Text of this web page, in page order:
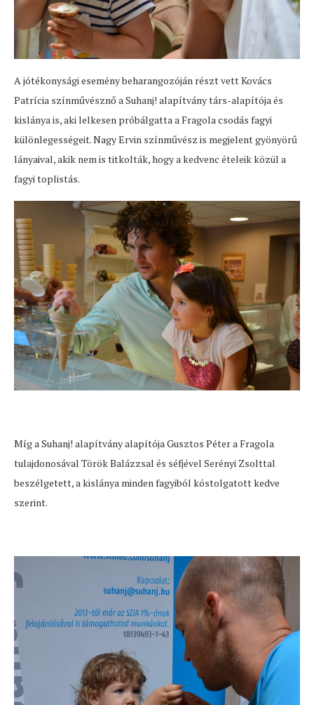
A jótékonysági esemény beharangozóján részt vett Kovács
Patrícia színművésznő a Suhanj! alapítvány társ-alapítója és
kislánya is, aki lelkesen próbálgatta a Fragola csodás fagyi
különlegességeit. Nagy Ervin színművész is megjelent gyönyörű
lányaival, akik nem is titkolták, hogy a kedvenc ételeik közül a
fagyi toplistás.
Míg a Suhanj! alapítvány alapítója Gusztos Péter a Fragola
tulajdonosával Török Balázzsal és séfjével Serényi Zsolttal
beszélgetett, a kislánya minden fagyiból kóstolgatott kedve
szerint.